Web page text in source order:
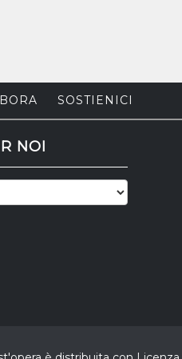
SOSTIENICI
NOI